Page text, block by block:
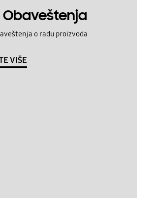
Obaveštenja
o radu proizvoda
VIŠE